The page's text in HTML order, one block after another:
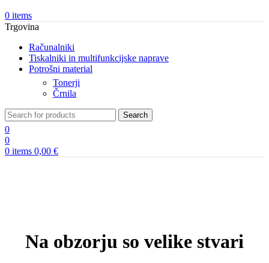
0 items
Trgovina
Računalniki
Tiskalniki in multifunkcijske naprave
Potrošni material
Tonerji
Črnila
Search
0
0
0 items 0,00 €
Na obzorju so velike stvari